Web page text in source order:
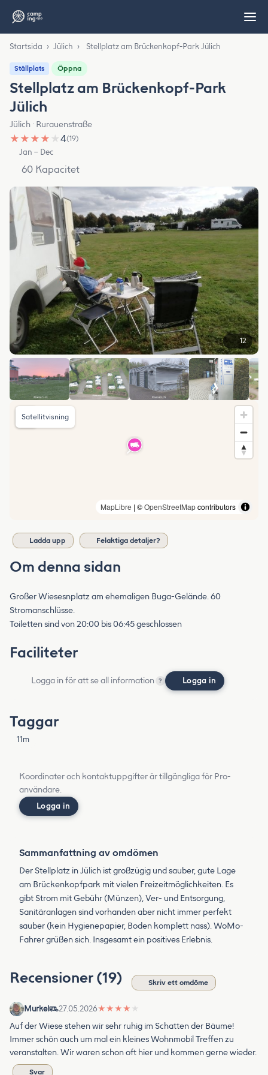
Startsida › Jülich › Stellplatz am Brückenkopf-Park Jülich
Ställplats Öppna
Stellplatz am Brückenkopf-Park
Jülich
Jülich · Rurauenstraße
★ ★ ★ ★ ★4(19)
Jan – Dec
60 Kapacitet
12
MapLibre | ©OpenStreetMapcontributors
Satellitvisning
Ladda upp Felaktiga detaljer?
Om denna sidan
Großer Wiesesnplatz am ehemaligen Buga-Gelände. 60
Stromanschlüsse.
Toiletten sind von 20:00 bis 06:45 geschlossen
Faciliteter
Logga in för att se all information ? Logga in
Taggar
11m
Koordinater och kontaktuppgifter är tillgängliga för Pro-
användare.
Logga in
Sammanfattning av omdömen
Der Stellplatz in Jülich ist großzügig und sauber, gute Lage
am Brückenkopfpark mit vielen Freizeitmöglichkeiten. Es
gibt Strom mit Gebühr (Münzen), Ver- und Entsorgung,
Sanitäranlagen sind vorhanden aber nicht immer perfekt
sauber (kein Hygienepapier, Boden komplett nass). WoMo-
Fahrer grüßen sich. Insgesamt ein positives Erlebnis.
Recensioner (19) Skriv ett omdöme
Murkel 27.05.2026★ ★ ★ ★ ★
Auf der Wiese stehen wir sehr ruhig im Schatten der Bäume!
Immer schön auch um mal ein kleines Wohnmobil Treffen zu
veranstalten. Wir waren schon oft hier und kommen gerne wieder.
Svar